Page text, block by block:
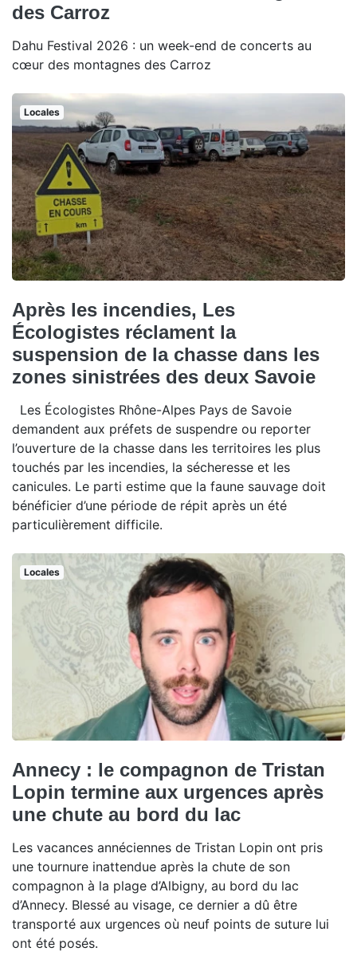
des Carroz
Dahu Festival 2026 : un week-end de concerts au
cœur des montagnes des Carroz
Locales
Après les incendies, Les
Écologistes réclament la
suspension de la chasse dans les
zones sinistrées des deux Savoie
Les Écologistes Rhône-Alpes Pays de Savoie
demandent aux préfets de suspendre ou reporter
l’ouverture de la chasse dans les territoires les plus
touchés par les incendies, la sécheresse et les
canicules. Le parti estime que la faune sauvage doit
bénéficier d’une période de répit après un été
particulièrement difficile.
Locales
Annecy : le compagnon de Tristan
Lopin termine aux urgences après
une chute au bord du lac
Les vacances annéciennes de Tristan Lopin ont pris
une tournure inattendue après la chute de son
compagnon à la plage d’Albigny, au bord du lac
d’Annecy. Blessé au visage, ce dernier a dû être
transporté aux urgences où neuf points de suture lui
ont été posés.